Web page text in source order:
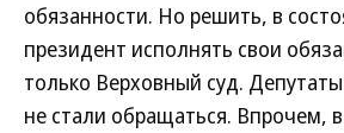
обязанности. Но решить, в
президент исполнять свои
только Верховный суд.
не стали обращаться. Впрочем,